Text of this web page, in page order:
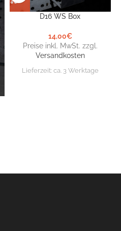
D16 WS Box
14,00€
Preise inkl. MwSt. zzgl.
Versandkosten
Lieferzeit: ca. 3 Werktage